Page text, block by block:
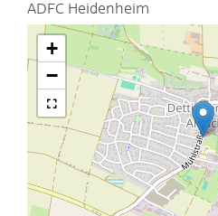
ADFC Heidenheim
+
−